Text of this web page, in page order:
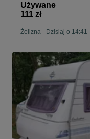
Używane
111 zł
Żelizna - Dzisiaj o 14:41